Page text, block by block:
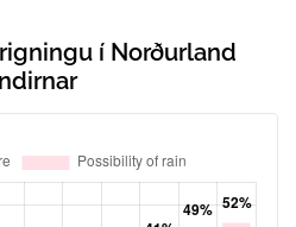
í Norðurland